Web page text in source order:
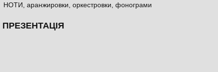
НОТИ, аранжировки, оркестровки, фонограми
ПРЕЗЕНТАЦІЯ